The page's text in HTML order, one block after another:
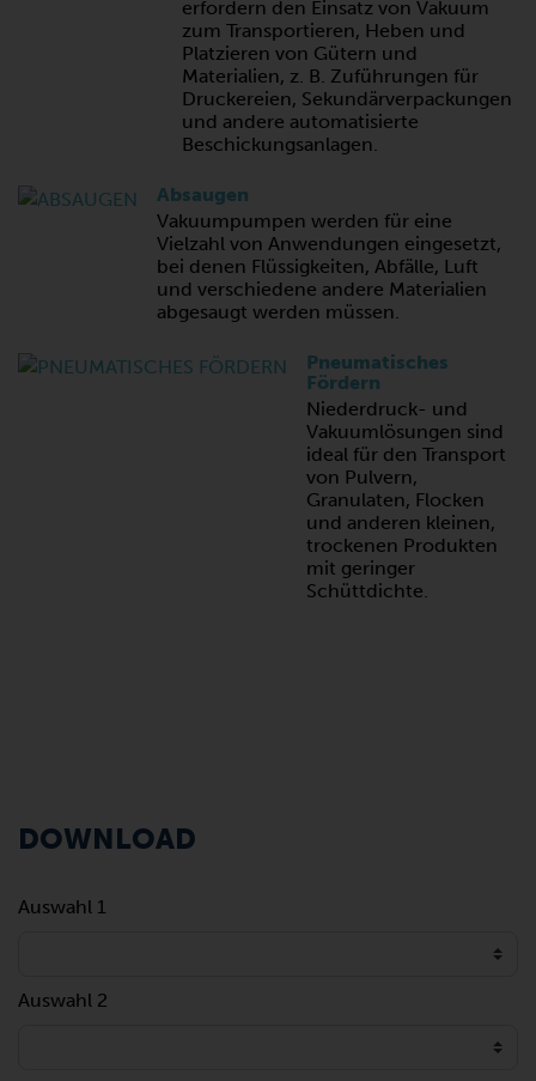
erfordern den Einsatz von Vakuum
zum Transportieren, Heben und
Platzieren von Gütern und
Materialien, z. B. Zuführungen für
Druckereien, Sekundärverpackungen
und andere automatisierte
Beschickungsanlagen.
Absaugen
Vakuumpumpen werden für eine
Vielzahl von Anwendungen eingesetzt,
bei denen Flüssigkeiten, Abfälle, Luft
und verschiedene andere Materialien
abgesaugt werden müssen.
Pneumatisches
Fördern
Niederdruck- und
Vakuumlösungen sind
ideal für den Transport
von Pulvern,
Granulaten, Flocken
und anderen kleinen,
trockenen Produkten
mit geringer
Schüttdichte.
DOWNLOAD
Auswahl 1
Auswahl 2